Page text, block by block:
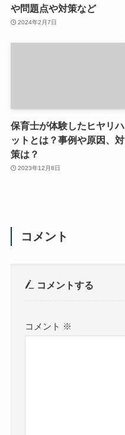
や問題点や対策など
2024年2月7日
保育士が体験したヒヤリハ
ットとは？事例や原因、対
策は？
2023年12月8日
コメント
コメントする
コメント ※